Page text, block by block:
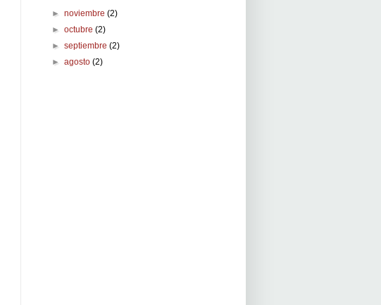
►noviembre(2)
►octubre(2)
►septiembre(2)
►agosto(2)